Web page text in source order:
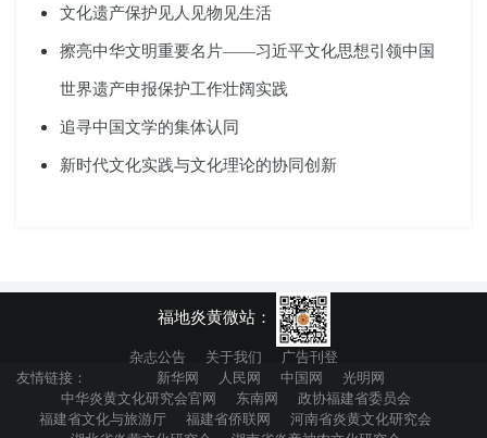
文化遗产保护见人见物见生活
擦亮中华文明重要名片——习近平文化思想引领中国
世界遗产申报保护工作壮阔实践
追寻中国文学的集体认同
新时代文化实践与文化理论的协同创新
福地炎黄微站：
杂志公告 关于我们
广告刊登
友情链接：
新华网 人民网 中国网
光明网
中华炎黄文化研究会官网
东南网
政协福建省委员会
福建省文化与旅游厅
福建省侨联网
河南省炎黄文化研究会